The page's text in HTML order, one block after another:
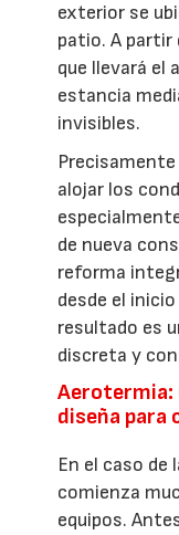
exterior se
patio. A partir
que llevará el
estancia
invisibles.
alojar los
de nueva
reforma
desde el
resultado es
discreta y
Aerotermia:
diseña para
En el caso
comienza
equipos.